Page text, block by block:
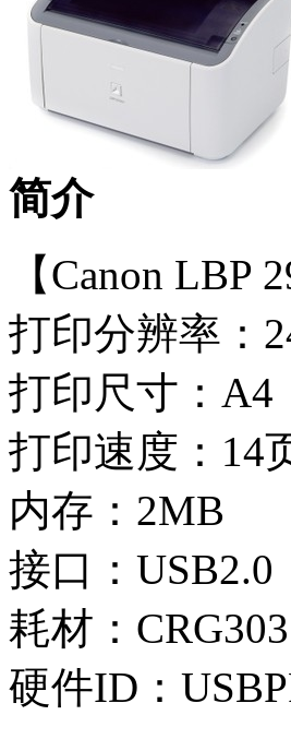
简介
【Canon LBP
打印分辨率：
打印尺寸：A4
打印速度：14
内存：2MB
接口：USB2.0
耗材：CRG303
硬件ID：